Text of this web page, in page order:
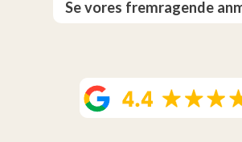
Se vores fremragende